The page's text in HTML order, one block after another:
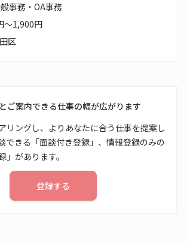
事務・OA事務
～1,900円
区
ご案内できる仕事の幅が広がります
リングし、よりあなたに合う仕事を提案し
できる「面談付き登録」、情報登録のみの
」があります。
登録する